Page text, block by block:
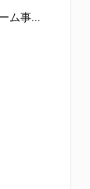
医療機関支援PF事業 プラットフォーム事業を支える基盤の強化